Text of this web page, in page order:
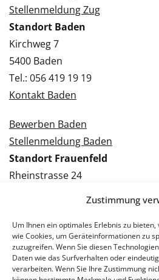
Zustimmung
Um Ihnen ein optimales Erlebnis zu
wie Cookies, um Geräteinformationen zu
zuzugreifen. Wenn Sie diesen
Daten wie das Surfverhalten oder
verarbeiten. Wenn Sie Ihre Zustimmung
Stellenmeldung Zug
Standort Baden
Kirchweg 7
5400 Baden
Tel.: 056 419 19 19
Kontakt Baden
Bewerben Baden
Stellenmeldung Baden
Standort Frauenfeld
Rheinstrasse 24
Kontakt Frauenfeld
Bewerben Frauenfeld
Stellenmeldung Frauenfeld